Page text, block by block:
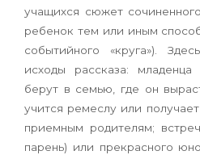
учащихся сюжет
ребенок тем или иным
событийного «круга»).
исходы рассказа:
берут в семью, где он
учится ремеслу или
приемным родителям;
парень) или прекрасного